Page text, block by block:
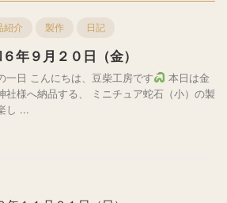
紹介 製作 日記
年９月２０日（金）
一日 こんにちは、豆柴工房です
本日は金
社様へ納品する、 ミニチュア蛇石（小）の製
し ...